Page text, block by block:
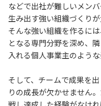
などで出社が難しいメン
生み出す強い組織づくりが
そんな強い組織を作るに
となる専門分野を深め、
入れる個人事業主のような
そして、チームで成果を
りの成長が欠かせません